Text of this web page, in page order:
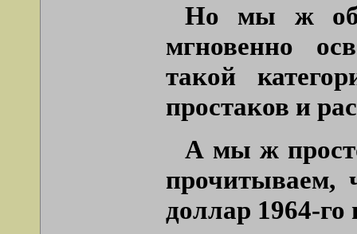
Но мы ж
мгновенно
такой
простаков и
А мы ж
прочитываем,
доллар 1964-го